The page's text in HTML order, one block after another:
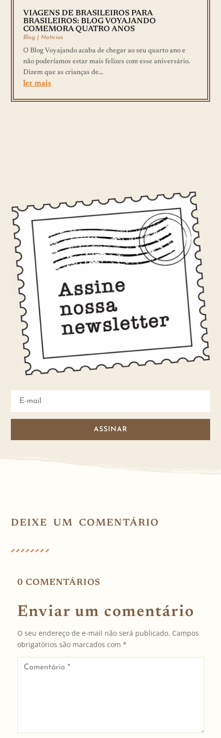
VIAGENS DE BRASILEIROS PARA
BRASILEIROS: BLOG VOYAJANDO
COMEMORA QUATRO ANOS
Blog | Notícias
O Blog Voyajando acaba de chegar ao seu quarto ano e
não poderíamos estar mais felizes com esse aniversário.
Dizem que as crianças de...
ler mais
ASSINAR
DEIXE UM COMENTÁRIO
0 COMENTÁRIOS
Enviar um comentário
O seu endereço de e-mail não será publicado. Campos
obrigatórios são marcados com *